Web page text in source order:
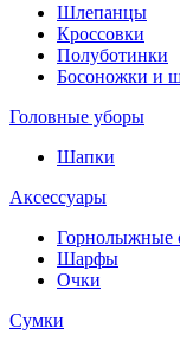
Шлепанцы
Кроссовки
Полуботинки
Босоножки и
Головные уборы
Шапки
Аксессуары
Горнолыжные
Шарфы
Очки
Сумки